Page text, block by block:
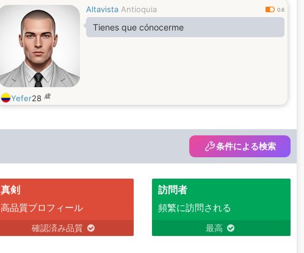
Altavista Antioquia 0.6
Tienes que cónocerme
Yefer28 歳
条件による検索
真剣
高品質プロフィール
確認済み品質
訪問者
頻繁に訪問される
最高